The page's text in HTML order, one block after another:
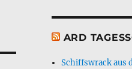
ARD
Schiffswrack aus